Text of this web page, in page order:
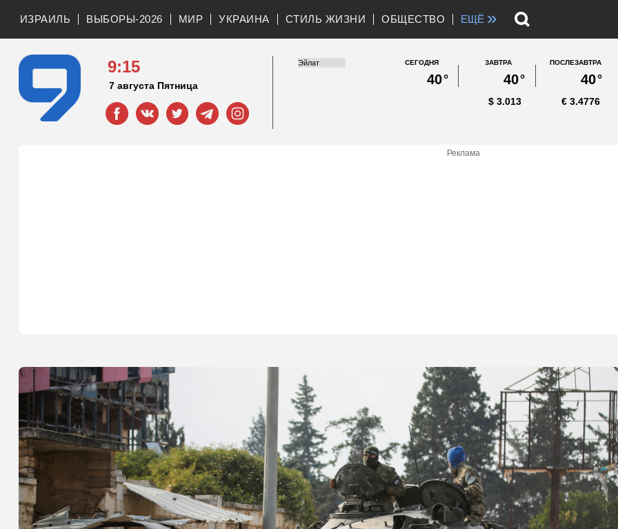
ИЗРАИЛЬ ВЫБОРЫ-2026 МИР УКРАИНА СТИЛЬ ЖИЗНИ ОБЩЕСТВО ЕЩЁ »
9:15
7 августа Пятница
СЕГОДНЯ
40°
ЗАВТРА
40°
ПОСЛЕЗАВТРА
40°
3.013
$ 3.4776
€
Реклама